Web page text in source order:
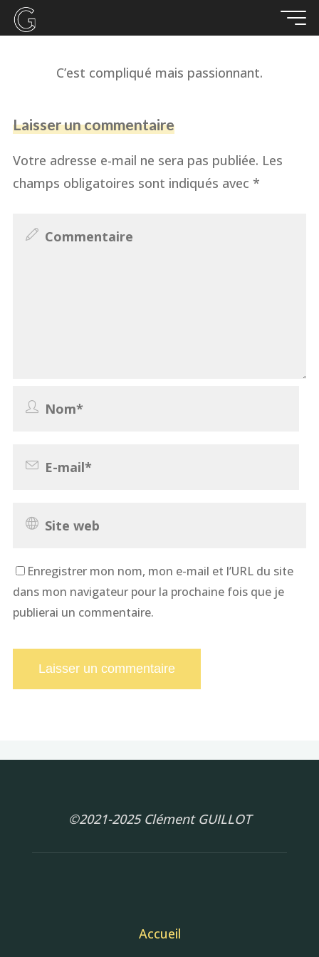
Aller
au
C’est compliqué mais passionnant.
Laisser un commentaire
Votre adresse e-mail ne sera pas publiée. Les
champs obligatoires sont indiqués avec *
Enregistrer mon nom, mon e-mail et l’URL du site
dans mon navigateur pour la prochaine fois que je
publierai un commentaire.
©2021-2025 Clément GUILLOT
Accueil